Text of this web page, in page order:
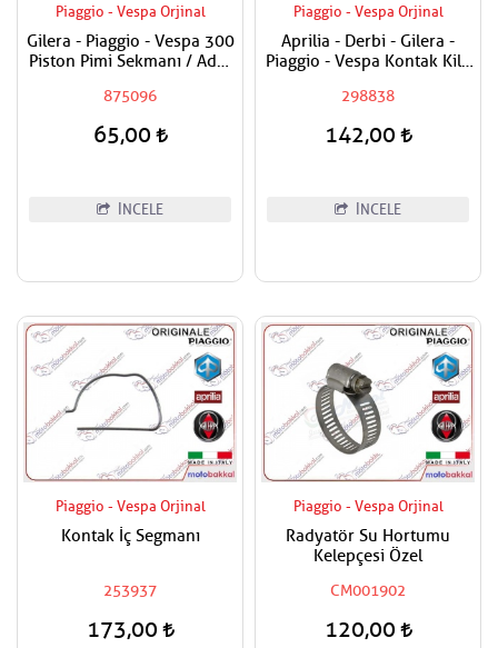
Piaggio - Vespa Orjinal
Gilera - Piaggio - Vespa 300
Piston Pimi Sekmanı / Adet
875096
65,00
İNCELE
Piaggio - Vespa Orjinal
Aprilia - Derbi - Gilera -
Piaggio - Vespa Kontak Kilit
298838
142,00
İNCELE
Piaggio - Vespa Orjinal
Kontak İç Segmanı
253937
173,00
Piaggio - Vespa Orjinal
Radyatör Su Hortumu
Kelepçesi Özel
CM001902
120,00